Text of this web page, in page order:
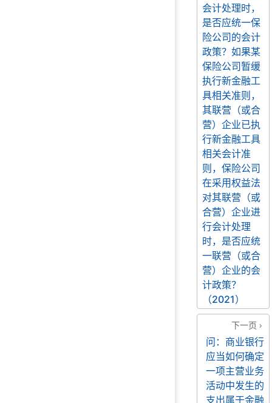
会计处理时，
是否应统一保
险公司的会计
政策？如果某
保险公司暂缓
执行新金融工
具相关准则，
其联营（或合
营）企业已执
行新金融工具
相关会计准
则，保险公司
在采用权益法
对其联营（或
合营）企业进
行会计处理
时，是否应统
一联营（或合
营）企业的会
计政策？
（2021）
下一页
问：商业银行
应当如何确定
一项主营业务
活动中发生的
支出属于金融